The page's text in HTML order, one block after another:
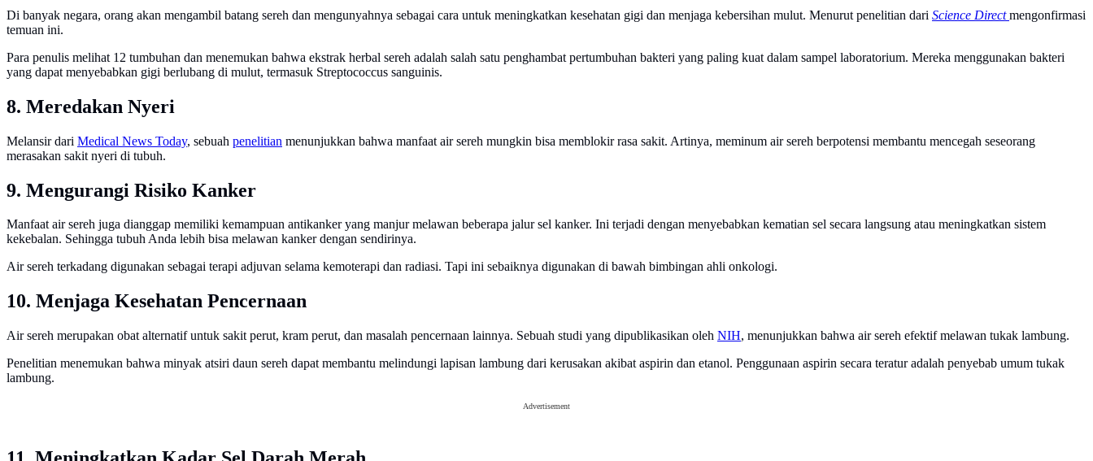
Di banyak negara, orang akan mengambil batang sereh dan mengunyahnya sebagai cara untuk meningkatkan kesehatan gigi dan menjaga kebersihan mulut. Menurut penelitian dari Science Direct mengonfirmasi
temuan ini.
Para penulis melihat 12 tumbuhan dan menemukan bahwa ekstrak herbal sereh adalah salah satu penghambat pertumbuhan bakteri yang paling kuat dalam sampel laboratorium. Mereka menggunakan bakteri
yang dapat menyebabkan gigi berlubang di mulut, termasuk Streptococcus sanguinis.
8. Meredakan Nyeri
Melansir dari Medical News Today, sebuah penelitian menunjukkan bahwa manfaat air sereh mungkin bisa memblokir rasa sakit. Artinya, meminum air sereh berpotensi membantu mencegah seseorang
merasakan sakit nyeri di tubuh.
9. Mengurangi Risiko Kanker
Manfaat air sereh juga dianggap memiliki kemampuan antikanker yang manjur melawan beberapa jalur sel kanker. Ini terjadi dengan menyebabkan kematian sel secara langsung atau meningkatkan sistem
kekebalan. Sehingga tubuh Anda lebih bisa melawan kanker dengan sendirinya.
Air sereh terkadang digunakan sebagai terapi adjuvan selama kemoterapi dan radiasi. Tapi ini sebaiknya digunakan di bawah bimbingan ahli onkologi.
10. Menjaga Kesehatan Pencernaan
Air sereh merupakan obat alternatif untuk sakit perut, kram perut, dan masalah pencernaan lainnya. Sebuah studi yang dipublikasikan oleh NIH, menunjukkan bahwa air sereh efektif melawan tukak lambung.
Penelitian menemukan bahwa minyak atsiri daun sereh dapat membantu melindungi lapisan lambung dari kerusakan akibat aspirin dan etanol. Penggunaan aspirin secara teratur adalah penyebab umum tukak
lambung.
Advertisement